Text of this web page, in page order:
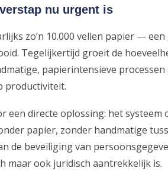
nu urgent is
zo’n 10.000 vellen papier —
Tegelijkertijd groeit de
papierintensieve
productiviteit.
directe oplossing: het systeem
papier, zonder handmatige
de beveiliging van
maar ook juridisch aantrekkelijk is.